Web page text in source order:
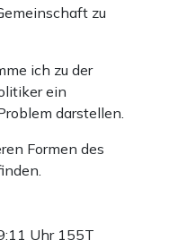
zu
ich zu der
ein
darstellen.
Formen des
Uhr 155T